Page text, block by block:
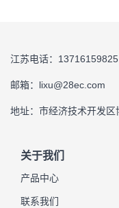
江苏电话：13716159825
邮箱：lixu@28ec.com
地址：市经济技术开发
关于我们
产品中心
联系我们